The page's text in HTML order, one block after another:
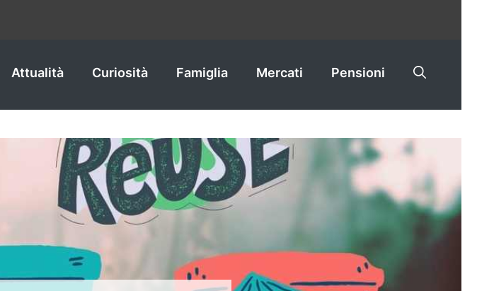
Attualità Curiosità Famiglia Mercati Pensioni